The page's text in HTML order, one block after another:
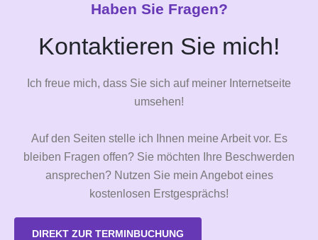
Haben Sie Fragen?
Kontaktieren Sie mich!
Ich freue mich, dass Sie sich auf meiner Internetseite
umsehen!
Auf den Seiten stelle ich Ihnen meine Arbeit vor. Es
bleiben Fragen offen? Sie möchten Ihre Beschwerden
ansprechen? Nutzen Sie mein Angebot eines
kostenlosen Erstgesprächs!
DIREKT ZUR TERMINBUCHUNG